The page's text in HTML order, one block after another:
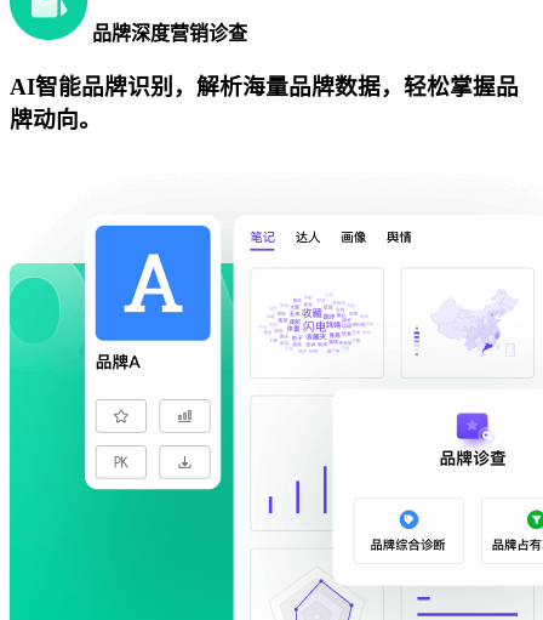
品牌深度营销诊查
AI智能品牌识别，解析海量品牌数据，轻松掌握品
牌动向。